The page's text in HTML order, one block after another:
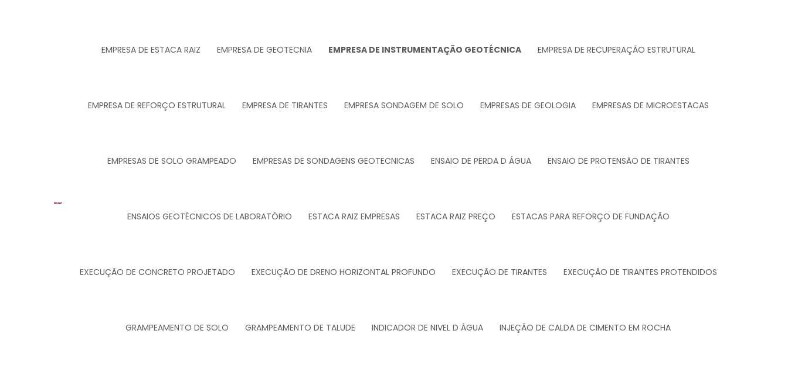
EMPRESA DE ESTACA RAIZ EMPRESA DE GEOTECNIA EMPRESA DE INSTRUMENTAÇÃO GEOTÉCNICA EMPRESA DE RECUPERAÇÃO ESTRUTURAL
EMPRESA DE REFORÇO ESTRUTURAL EMPRESA DE TIRANTES EMPRESA SONDAGEM DE SOLO EMPRESAS DE GEOLOGIA EMPRESAS DE MICROESTACAS
EMPRESAS DE SOLO GRAMPEADO EMPRESAS DE SONDAGENS GEOTECNICAS ENSAIO DE PERDA D ÁGUA ENSAIO DE PROTENSÃO DE TIRANTES
ENSAIOS GEOTÉCNICOS DE LABORATÓRIO ESTACA RAIZ EMPRESAS ESTACA RAIZ PREÇO ESTACAS PARA REFORÇO DE FUNDAÇÃO
EXECUÇÃO DE CONCRETO PROJETADO EXECUÇÃO DE DRENO HORIZONTAL PROFUNDO EXECUÇÃO DE TIRANTES EXECUÇÃO DE TIRANTES PROTENDIDOS
GRAMPEAMENTO DE SOLO GRAMPEAMENTO DE TALUDE INDICADOR DE NIVEL D ÁGUA INJEÇÃO DE CALDA DE CIMENTO EM ROCHA